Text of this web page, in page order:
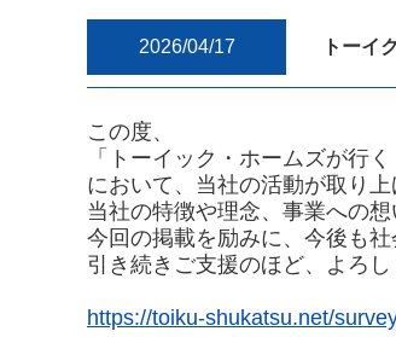
2026/04/17 トーイ
この度、
「トーイック・ホームズが行
において、当社の活動が取り上
当社の特徴や理念、事業への
今回の掲載を励みに、今後も
引き続きご支援のほど、よろし
https://toiku-shukatsu.net/